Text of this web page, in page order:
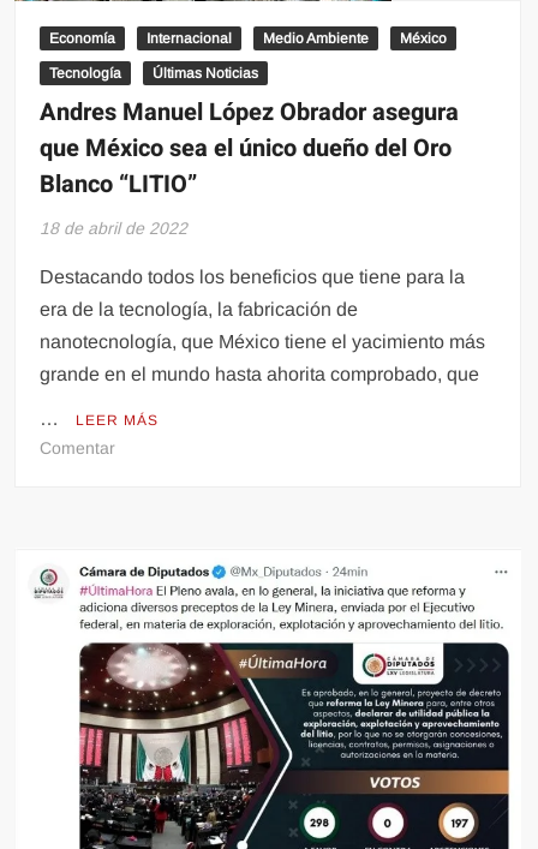
el
modus
operandi.
Economía Internacional Medio Ambiente México
Tecnología Últimas Noticias
Andres Manuel López Obrador asegura
que México sea el único dueño del Oro
Blanco “LITIO”
18 de abril de 2022
Destacando todos los beneficios que tiene para la
era de la tecnología, la fabricación de
nanotecnología, que México tiene el yacimiento más
grande en el mundo hasta ahorita comprobado, que
… LEER MÁS
Comentaren
asegura
que
México
sea
el
único
dueño
del
Oro
Blanco